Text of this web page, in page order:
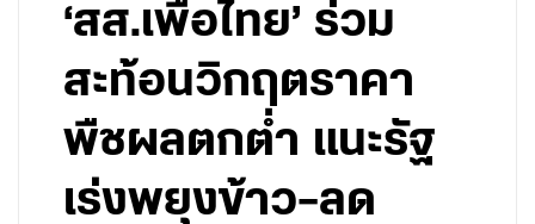
‘สส.เพื่อไทย’ ร่วม
สะท้อนวิกฤตราคา
พืชผลตกต่ำ แนะรัฐ
เร่งพยุงข้าว–ลด